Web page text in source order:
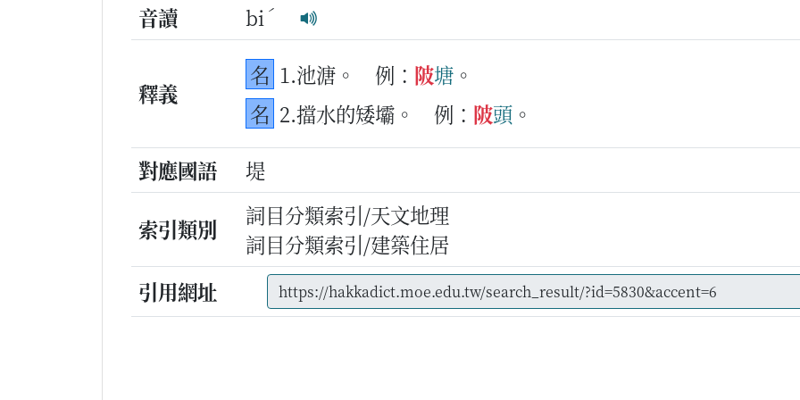
音讀 bi ˊ
釋義
名 1.池溏。 例： 陂塘 。
名 2.擋水的矮壩。 例： 陂頭 。
對應國語
堤
索引類別
詞目分類索引/天文地理
詞目分類索引/建築住居
引用網址